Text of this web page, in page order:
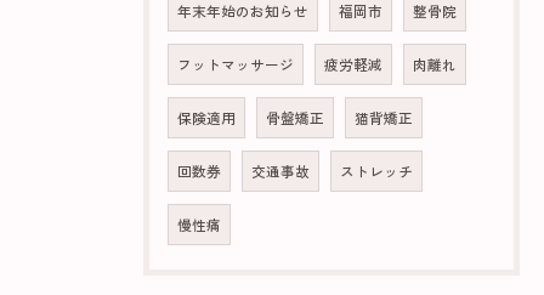
年末年始のお知らせ 福岡市 整骨院
フットマッサージ 疲労軽減 肉離れ
保険適用 骨盤矯正 猫背矯正
回数券 交通事故 ストレッチ
慢性痛